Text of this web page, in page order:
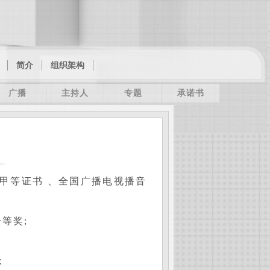
简介 组织架构
广播 主持人 专题 承诺书
等证书 、全国广播电视播音
奖;